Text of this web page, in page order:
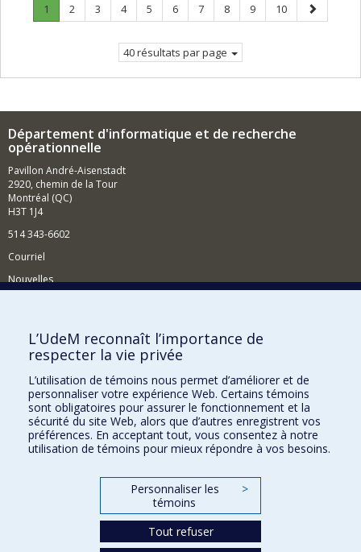
Page
1
Page
Page
2 Page
3 Page
4 Page
5 Page
6 Page
7 Page
8 Page
9 Page
10
Page
suivante
40 résultats par page
Département d'informatique et de recherche
opérationnelle
Pavillon André-Aisenstadt
2920, chemin de la Tour
Montréal (QC)
H3T 1J4
514 343-6602
Courriel
Nouvelles
Comment soutenir le Département?
BESOIN D'AIDE?
Plan du site
Signaler une erreur
Accessibilité
FACULTÉ DES ARTS ET DES SCIENCES
Nos départements et écoles
L’UdeM reconnaît l’importance de
respecter la vie privée
L’utilisation de témoins nous permet d’améliorer et de
personnaliser votre expérience Web. Certains témoins
sont obligatoires pour assurer le fonctionnement et la
sécurité du site Web, alors que d’autres enregistrent vos
préférences. En acceptant tout, vous consentez à notre
utilisation de témoins pour mieux répondre à vos besoins.
Personnaliser les
témoins
>
Tout refuser